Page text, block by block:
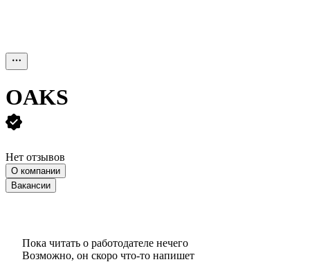
OAKS
Нет отзывов
О компании
Вакансии
Пока читать о работодателе нечего
Возможно, он скоро что‑то напишет